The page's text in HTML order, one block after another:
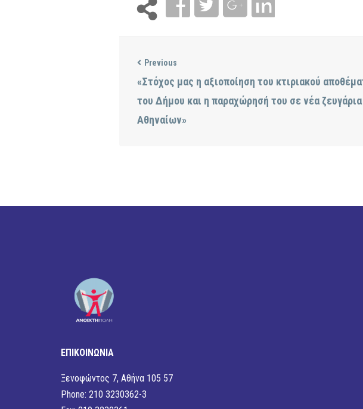
Previous
«Στόχος μας η αξιοποίηση του κτιριακού
του Δήμου και η παραχώρησή του σε νέα ζευγάρια
Αθηναίων»
ΕΠΙΚΟΙΝΩΝΙΑ
Ξενοφώντος 7, Αθήνα 105 57
Phone: 210 3230362-3